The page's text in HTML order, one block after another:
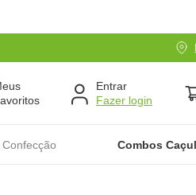
Entrar
Combos